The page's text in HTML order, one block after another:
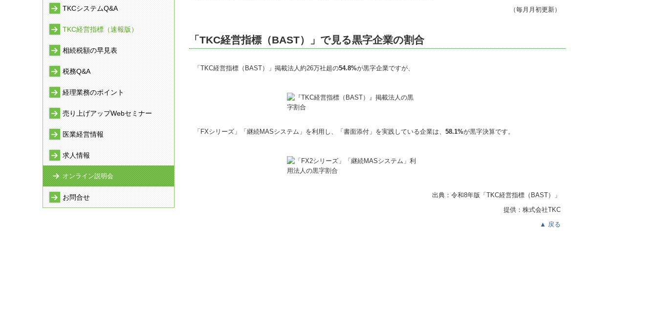
TKCシステムQ&A
TKC経営指標（速報版）
相続税額の早見表
税務Q&A
経理業務のポイント
売り上げアップWebセミナー
医業経営情報
求人情報
オンライン説明会
お問合せ
（毎月月初更新）
「TKC経営指標（BAST）」で見る黒字企業の割合
「TKC経営指標（BAST）」掲載法人約26万社超の54.8%が黒字企業ですが、
「FXシリーズ」「継続MASシステム」を利用し、「書面添付」を実践している企業は、 58.1%が黒字決算です。
出典：令和8年版「TKC経営指標 （BAST）」
提供：株式会社TKC
▲ 戻る